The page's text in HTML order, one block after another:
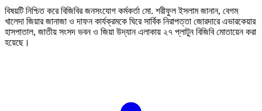
বিষয়টি নিশ্চিত করে বিজিবির জনসংযোগ কর্মকর্তা মো. শরীফুল ইসলাম জানান, বেগম
খালেদা জিয়ার জানাজা ও দাফন কার্যক্রমকে ঘিরে সার্বিক নিরাপত্তা জোরদারে এভারকেয়ার
হাসপাতাল, জাতীয় সংসদ ভবন ও জিয়া উদ্যান এলাকায় ২৭ প্লাটুন বিজিবি মোতায়েন করা
হয়েছে।